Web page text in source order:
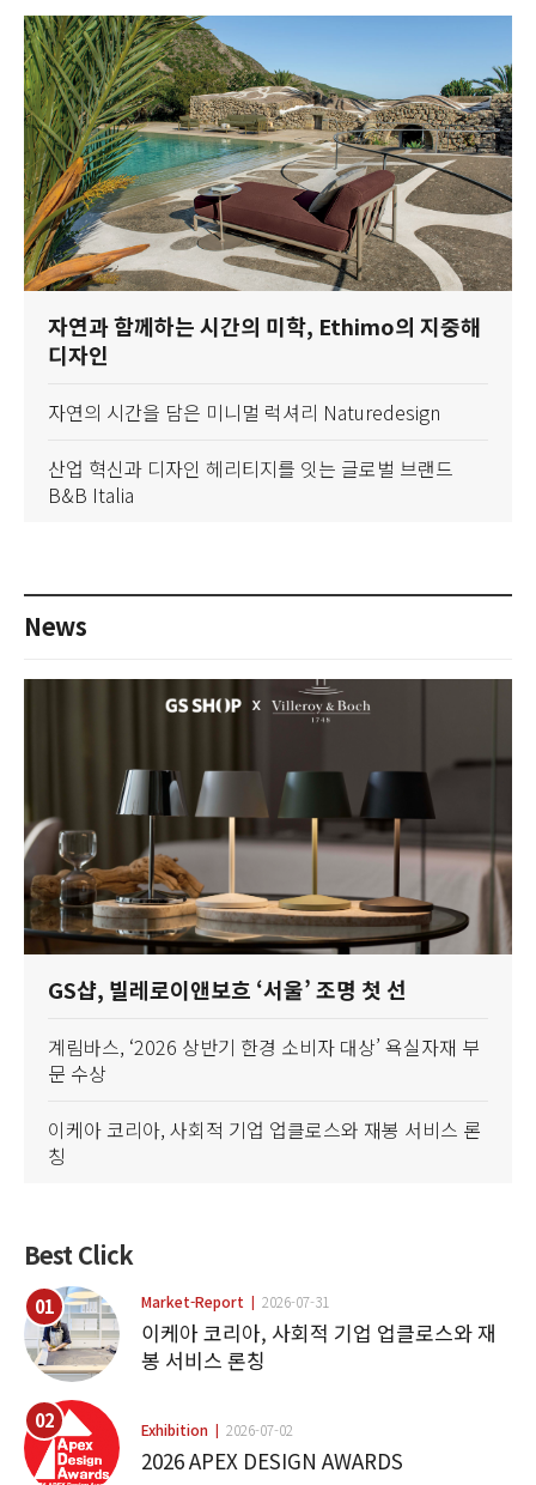
자연과 함께하는 시간의 미학, Ethimo의 지중해
디자인
자연의 시간을 담은 미니멀 럭셔리 Naturedesign
산업 혁신과 디자인 헤리티지를 잇는 글로벌 브랜드
B&B Italia
News
GS샵, 빌레로이앤보흐 ‘서울’ 조명 첫 선
계림바스, ‘2026 상반기 한경 소비자 대상’ 욕실자재 부
문 수상
이케아 코리아, 사회적 기업 업클로스와 재봉 서비스 론
칭
Best Click
01 Market-Report 2026-07-31
이케아 코리아, 사회적 기업 업클로스와 재
봉 서비스 론칭
02 Exhibition 2026-07-02
2026 APEX DESIGN AWARDS